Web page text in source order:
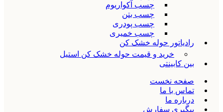
چسب آکواریوم
چسب بتن
چسب پودری
چسب خمیری
رادیاتور حوله خشک کن
خرید و قیمت حوله خشک کن استیل
بین کابینتی
صفحه نخست
تماس با ما
درباره ما
پیگیری سفارش